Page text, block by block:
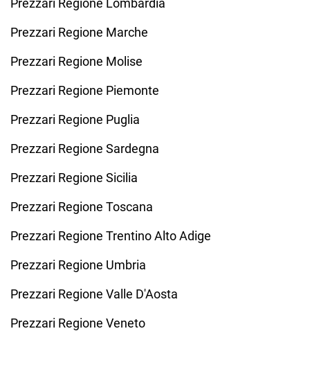
Prezzari Regione Marche
Prezzari Regione Molise
Prezzari Regione Piemonte
Prezzari Regione Puglia
Prezzari Regione Sardegna
Prezzari Regione Sicilia
Prezzari Regione Toscana
Prezzari Regione Trentino Alto Adige
Prezzari Regione Umbria
Prezzari Regione Valle D'Aosta
Prezzari Regione Veneto